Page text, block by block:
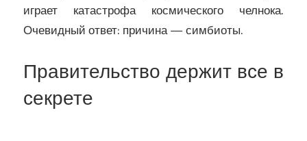
играет катастрофа космического челнока.
Очевидный ответ: причина — симбиоты.
Правительство держит все в
секрете